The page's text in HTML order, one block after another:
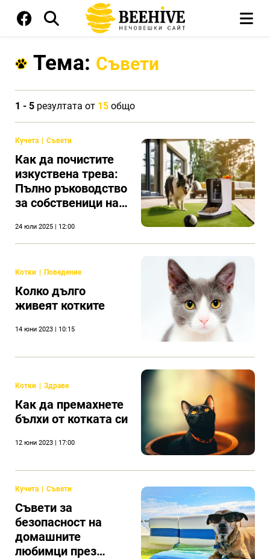
Тема: Съвети
1 - 5 резултата от 15 общо
Кучета Съвети
Как да почистите
изкуствена трева:
Пълно ръководство
за собственици на
24 юли 2025 | 12:00
Котки Поведение
Колко дълго
живеят котките
14 юни 2023 | 10:15
Котки Здраве
Как да премахнете
бълхи от котката си
12 юни 2023 | 17:00
Кучета Съвети
Съвети за
безопасност на
домашните
любимци през